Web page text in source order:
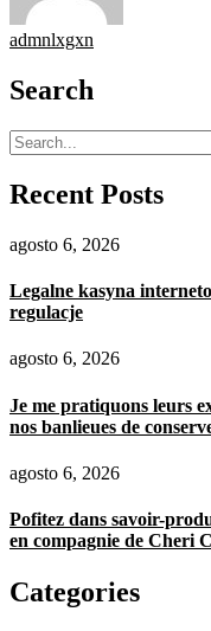
admnlxgxn
Search
Recent Posts
agosto 6, 2026
Legalne kasyna
regulacje
agosto 6, 2026
Je me pratiquons leurs
nos banlieues de
agosto 6, 2026
Pofitez dans savoir-
en compagnie de Cheri
Categories